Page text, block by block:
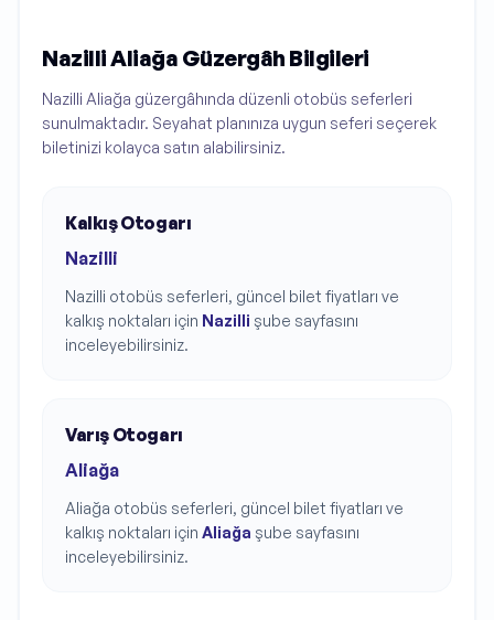
Nazilli Aliağa Güzergâh Bilgileri
Nazilli Aliağa güzergâhında düzenli otobüs seferleri
sunulmaktadır. Seyahat planınıza uygun seferi seçerek
biletinizi kolayca satın alabilirsiniz.
Kalkış Otogarı
Nazilli
Nazilli otobüs seferleri, güncel bilet fiyatları ve
kalkış noktaları için Nazilli şube sayfasını
inceleyebilirsiniz.
Varış Otogarı
Aliağa
Aliağa otobüs seferleri, güncel bilet fiyatları ve
kalkış noktaları için Aliağa şube sayfasını
inceleyebilirsiniz.